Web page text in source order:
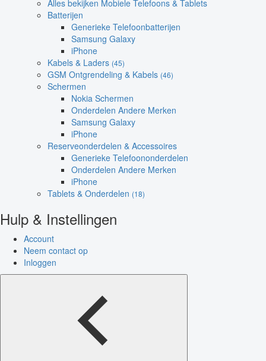
Alles bekijken Mobiele Telefoons & Tablets
Batterijen
Generieke Telefoonbatterijen
Samsung Galaxy
iPhone
Kabels & Laders (45)
GSM Ontgrendeling & Kabels (46)
Schermen
Nokia Schermen
Onderdelen Andere Merken
Samsung Galaxy
iPhone
Reserveonderdelen & Accessoires
Generieke Telefoononderdelen
Onderdelen Andere Merken
iPhone
Tablets & Onderdelen (18)
Hulp & Instellingen
Account
Neem contact op
Inloggen